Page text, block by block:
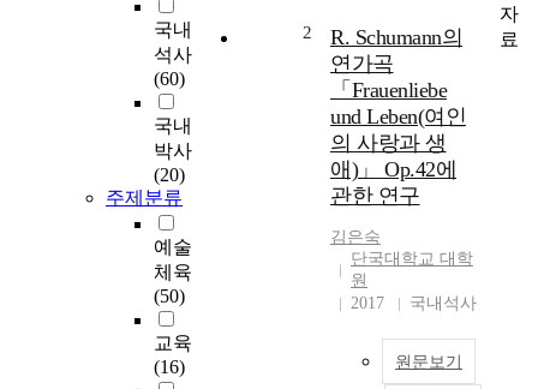
국내
석사
(60)
국내
박사
(20)
주제분류
예술
체육
(50)
교육
(16)
2
R. Schumann의
연가곡
「Frauenliebe
und Leben(여인
의 사랑과 생
애)」 Op.42에
관한 연구
김은숙
단국대학교 대학
원
2017
국내석사
원문보기
자
료